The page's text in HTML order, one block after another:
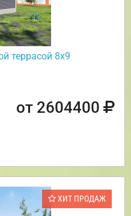
террасой 8х9
от 2604400
ХИТ ПРОДАЖ